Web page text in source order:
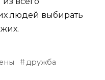
людей выбирать
дружба